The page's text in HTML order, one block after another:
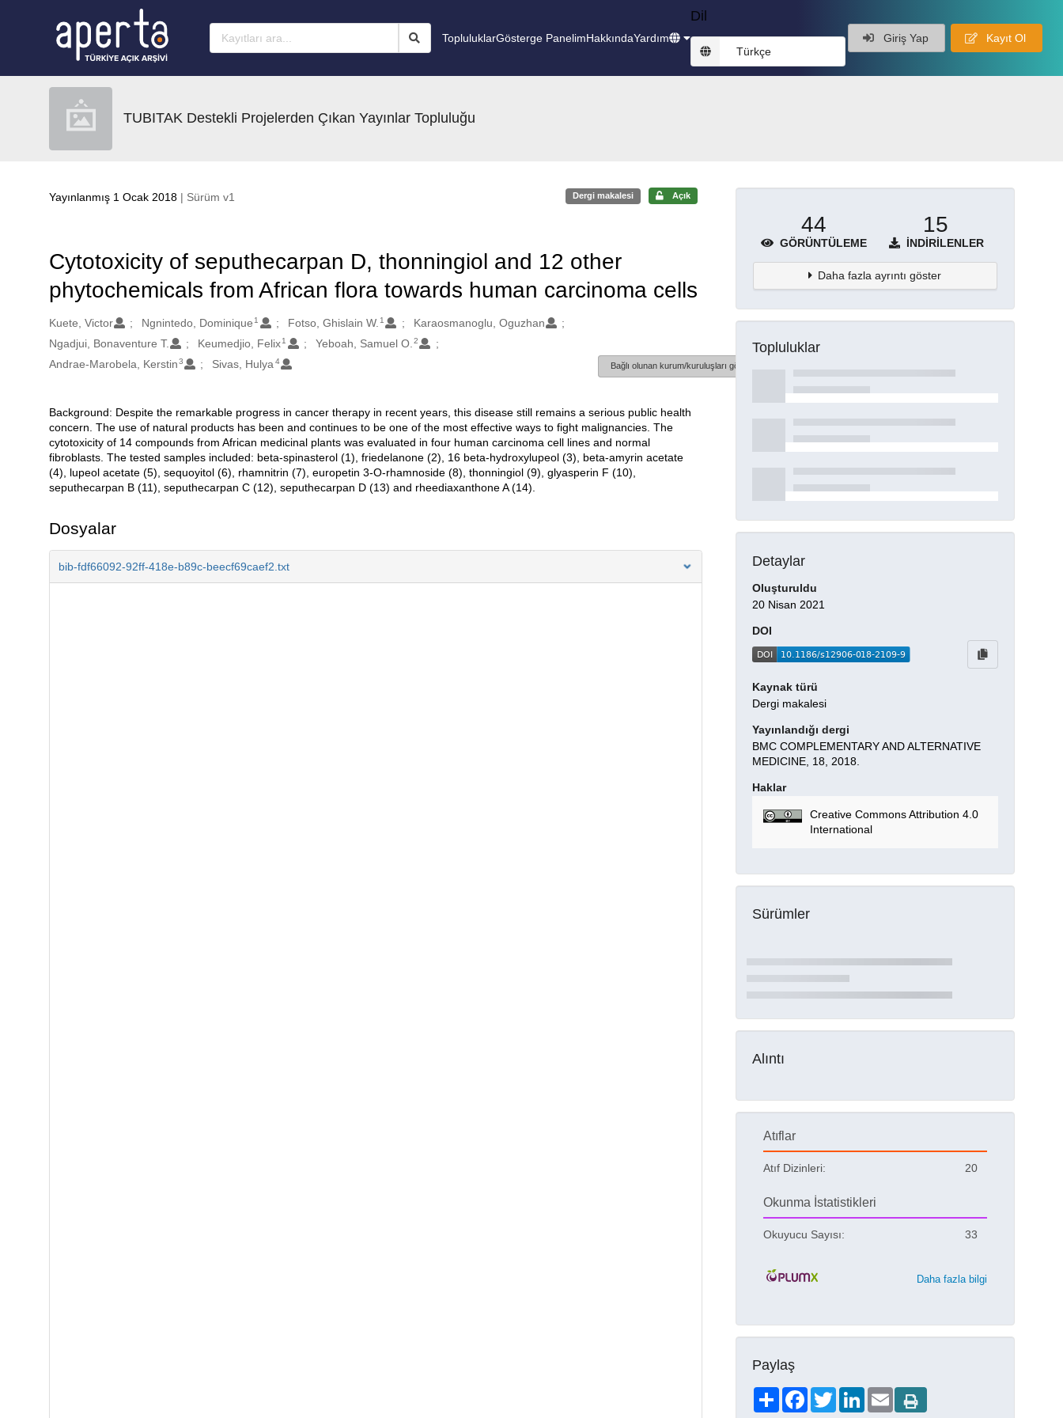
TopluluklarGösterge PanelimHakkındaYardım
Dil
Türkçe
Giriş Yap Kayıt Ol
TUBITAK Destekli Projelerden Çıkan Yayınlar Topluluğu
Yayınlanmış 1 Ocak 2018 | Sürüm v1 Dergi makalesi Açık
Cytotoxicity of seputhecarpan D, thonningiol and 12 other
phytochemicals from African flora towards human carcinoma cells
Oluşturanlar
Kuete, Victor Ngnintedo, Dominique 1 Fotso, Ghislain W. 1
Karaosmanoglu, Oguzhan
Ngadjui, Bonaventure T.
Keumedjio, Felix1 Yeboah, Samuel O. 2
Andrae-Marobela, Kerstin3 Sivas, Hulya 4 Bağlı olunan kurum/kuruluşları göster
Açıklama
Background: Despite the remarkable progress in cancer therapy in recent years, this disease still remains a serious public health
concern. The use of natural products has been and continues to be one of the most effective ways to fight malignancies. The
cytotoxicity of 14 compounds from African medicinal plants was evaluated in four human carcinoma cell lines and normal
fibroblasts. The tested samples included: beta-spinasterol (1), friedelanone (2), 16 beta-hydroxylupeol (3), beta-amyrin acetate
(4), lupeol acetate (5), sequoyitol (6), rhamnitrin (7), europetin 3-O-rhamnoside (8), thonningiol (9), glyasperin F (10),
seputhecarpan B (11), seputhecarpan C (12), seputhecarpan D (13) and rheediaxanthone A (14).
Dosyalar
bib-fdf66092-92ff-418e-b89c-beecf69caef2.txt
44
GÖRÜNTÜLEME
15
İNDIRILENLER
Daha fazla ayrıntı göster
Topluluklar
Detaylar
Oluşturuldu
20 Nisan 2021
DOI
Kaynak türü
Dergi makalesi
Yayınlandığı dergi
BMC COMPLEMENTARY AND ALTERNATIVE
MEDICINE, 18, 2018.
Haklar
Creative Commons Attribution 4.0
International
Sürümler
Alıntı
Atıflar
Atıf Dizinleri: 20
Okunma İstatistikleri
Okuyucu Sayısı: 33
Daha fazla bilgi
Paylaş
ShareFacebookTwitterLinkedIn
Email